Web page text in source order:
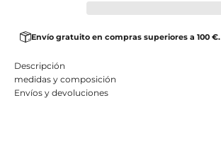
Envío gratuito en compras superiores a 100 €.
Descripción
medidas y composición
Envíos y devoluciones